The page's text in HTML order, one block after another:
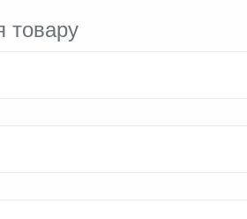
товару